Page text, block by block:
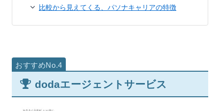
比較から見えてくる、パソナキャリアの特徴
dodaエージェントサービス